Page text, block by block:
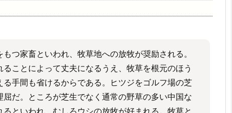
つ家畜といわれ、牧草地への放牧が奨励される。
ことによって丈夫になるうえ、牧草を根元のほう
手間も省けるからである。ヒツジをゴルフ場の芝
だ。ところが芝生でなく通常の野草の多い中国な
といわれ、むしろウシの放牧が好まれる。牧草と